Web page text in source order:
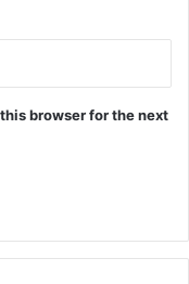
browser for the next